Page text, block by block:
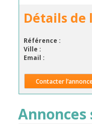
Détails de
Référence :
Ville :
Email :
Contacter